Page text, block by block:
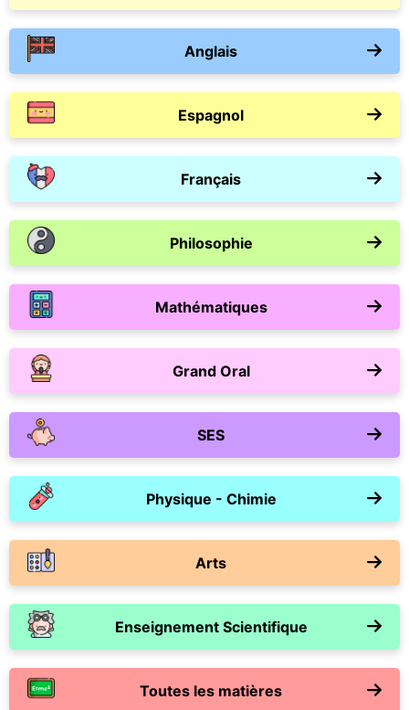
Anglais
Espagnol
Français
Philosophie
Mathématiques
Grand Oral
SES
Physique - Chimie
Arts
Enseignement Scientifique
Toutes les matières